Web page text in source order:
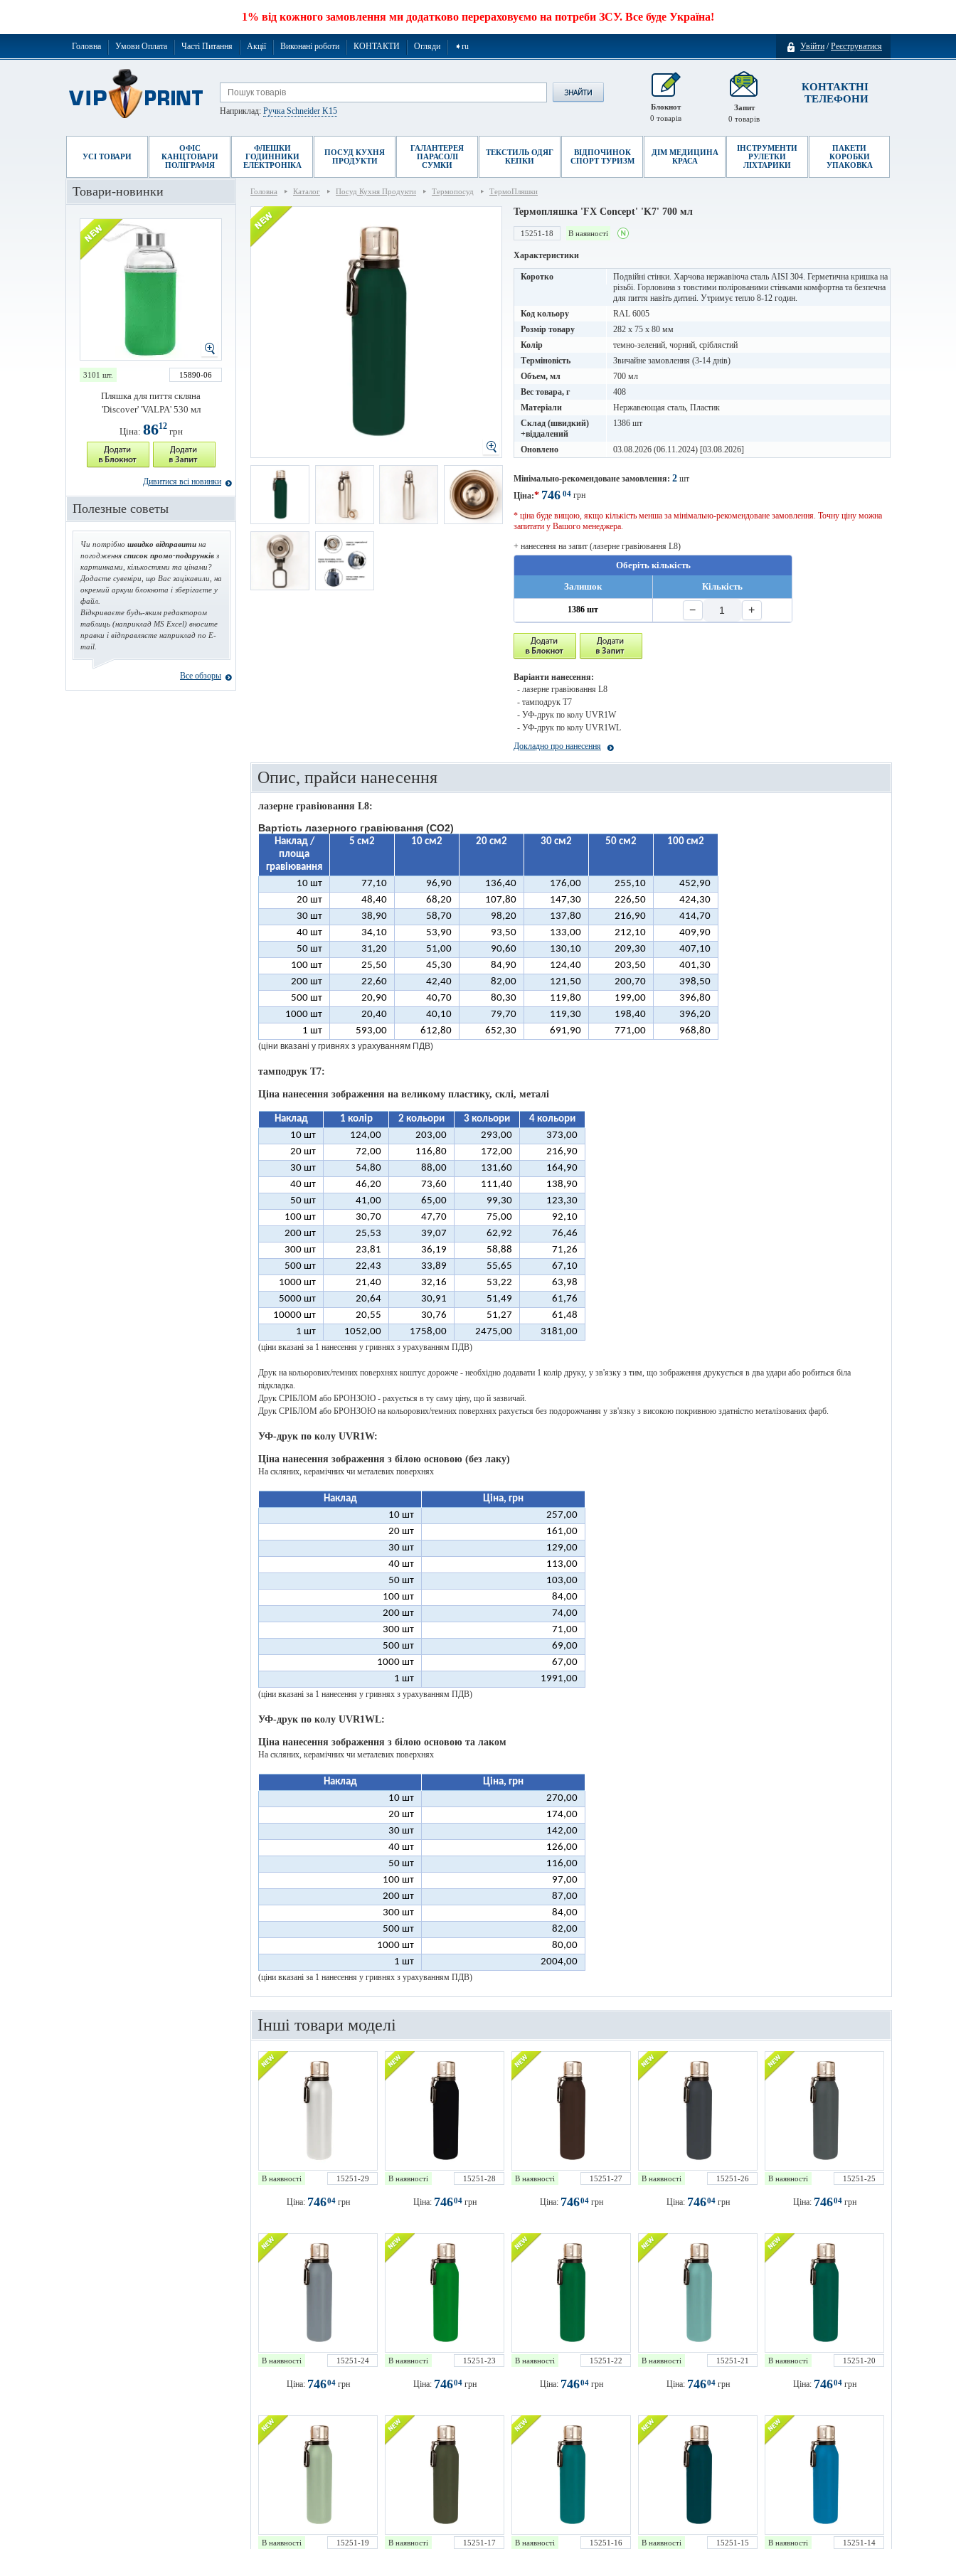
1% від кожного замовлення ми додатково перераховуємо на потреби ЗСУ. Все буде Україна!
Увійти /Реєструватися
Головна Умови Оплата Часті Питання Акції Виконані роботи КОНТАКТИ Огляди ➧ru
КОНТАКТНІ
ТЕЛЕФОНИ
Запит
0 товарів
Наприклад: Ручка Schneider K15
Блокнот
0 товарів
УСІ ТОВАРИ
ОФІС
КАНЦТОВАРИ
ПОЛІГРАФІЯ
ФЛЕШКИ
ГОДИННИКИ
ЕЛЕКТРОНІКА
ПОСУД КУХНЯ
ПРОДУКТИ
ГАЛАНТЕРЕЯ
ПАРАСОЛІ
СУМКИ
ТЕКСТИЛЬ ОДЯГ
КЕПКИ
ВІДПОЧИНОК
СПОРТ ТУРИЗМ
ДІМ МЕДИЦИНА
КРАСА
ІНСТРУМЕНТИ
РУЛЕТКИ
ЛІХТАРИКИ
ПАКЕТИ
КОРОБКИ
УПАКОВКА
Головна Каталог Посуд Кухня Продукти Термопосуд ТермоПляшки
Термопляшка 'FX Concept' 'K7' 700 мл
15251-18 В наявності
Характеристики
Коротко
Подвійні стінки. Харчова нержавіюча сталь AISI 304. Герметична кришка на
різьбі. Горловина з товстими полірованими стінками комфортна та безпечна
для пиття навіть дитині. Утримує тепло 8-12 годин.
Код кольору
RAL 6005
Розмір товару
282 х 75 х 80 мм
Колір
темно-зелений, чорний, сріблястий
Терміновість
Звичайне замовлення (3-14 днів)
Объем, мл
700 мл
Вес товара, г
408
Матеріали
Нержавеющая сталь, Пластик
Склад (швидкий)
+віддалений
1386 шт
Оновлено 03.08.2026 (06.11.2024) [03.08.2026]
Мінімально-рекомендоване замовлення: 2 шт
Ціна:* 746 04 грн
* ціна буде вищою, якщо кількість менша за мінімально-рекомендоване замовлення. Точну ціну можна
запитати у Вашого менеджера.
+ нанесення на запит (лазерне гравіювання L8)
Оберіть кількість
Залишок
Кількість
1386 шт − +
Варіанти нанесення:
- лазерне гравіювання L8
- тамподрук T7
- УФ-друк по колу UVR1W
- УФ-друк по колу UVR1WL
Докладно про нанесення
Опис, прайси нанесення
лазерне гравіювання L8:
Вартість лазерного гравіювання (CO2)
Наклад /
площа
гравіювання
5 см2 10 см2 20 см2 30 см2 50 см2 100 см2
10 шт 77,10 96,90 136,40 176,00 255,10
452,90
20 шт
48,40 68,20 107,80 147,30 226,50
424,30
30 шт
38,90 58,70 98,20 137,80 216,90
414,70
40 шт
34,10 53,90 93,50 133,00 212,10
409,90
50 шт
31,20 51,00 90,60 130,10 209,30
407,10
100 шт
25,50 45,30 84,90 124,40 203,50
401,30
200 шт
22,60 42,40 82,00 121,50 200,70
398,50
500 шт
20,90 40,70 80,30 119,80 199,00
396,80
1000 шт
20,40 40,10 79,70 119,30 198,40
396,20
1 шт
593,00 612,80 652,30 691,90 771,00 968,80
(ціни вказані у гривнях з урахуванням ПДВ)
тамподрук T7:
Ціна нанесення зображення на великому пластику, склі, металі
Наклад 1 колір 2 кольори 3 кольори
4 кольори
10 шт
124,00 203,00 293,00
373,00
20 шт
72,00 116,80 172,00
216,90
30 шт
54,80 88,00 131,60
164,90
40 шт
46,20 73,60 111,40
138,90
50 шт
41,00 65,00 99,30
123,30
100 шт
30,70 47,70 75,00
92,10
200 шт
25,53 39,07 62,92
76,46
300 шт
23,81 36,19 58,88
71,26
500 шт
22,43 33,89 55,65
67,10
1000 шт
21,40 32,16 53,22
63,98
5000 шт
20,64 30,91 51,49
61,76
10000 шт
20,55 30,76 51,27
61,48
1 шт
1052,00 1758,00 2475,00 3181,00
(ціни вказані за 1 нанесення у гривнях з урахуванням ПДВ)
Друк на кольорових/темних поверхнях коштує дорожче - необхідно додавати 1 колір друку, у зв'язку з тим, що зображення друкується в два удари або робиться біла
підкладка.
Друк СРІБЛОМ або БРОНЗОЮ - рахується в ту саму ціну, що й зазвичай.
Друк СРІБЛОМ або БРОНЗОЮ на кольорових/темних поверхнях рахується без подорожчання у зв'язку з високою покривною здатністю металізованих фарб.
УФ-друк по колу UVR1W:
Ціна нанесення зображення з білою основою (без лаку)
На скляних, керамічних чи металевих поверхнях
Наклад
Ціна, грн
10 шт
257,00
20 шт
161,00
30 шт
129,00
40 шт
113,00
50 шт
103,00
100 шт
84,00
200 шт
74,00
300 шт
71,00
500 шт
69,00
1000 шт
67,00
1 шт
1991,00
(ціни вказані за 1 нанесення у гривнях з урахуванням ПДВ)
УФ-друк по колу UVR1WL:
Ціна нанесення зображення з білою основою та лаком
На скляних, керамічних чи металевих поверхнях
Наклад
Ціна, грн
10 шт
270,00
20 шт
174,00
30 шт
142,00
40 шт
126,00
50 шт
116,00
100 шт
97,00
200 шт
87,00
300 шт
84,00
500 шт
82,00
1000 шт
80,00
1 шт
2004,00
(ціни вказані за 1 нанесення у гривнях з урахуванням ПДВ)
Інші товари моделі
В наявності 15251-29
Ціна: 74604грн
В наявності 15251-28
Ціна: 74604грн
В наявності 15251-27
Ціна: 74604грн
В наявності 15251-26
Ціна: 74604грн
В наявності 15251-25
Ціна: 74604грн
В наявності 15251-24
Ціна: 74604грн
В наявності 15251-23
Ціна: 74604грн
В наявності 15251-22
Ціна: 74604грн
В наявності 15251-21
Ціна: 74604грн
В наявності 15251-20
Ціна: 74604грн
В наявності 15251-19 В наявності 15251-17 В наявності 15251-16 В наявності 15251-15 В наявності 15251-14
Товари-новинки
3101 шт. 15890-06
Пляшка для пиття скляна
'Discover' 'VALPA' 530 мл
Ціна: 8612грн
Дивитися всі новинки
Полезные советы
Чи потрібно швидко відправити на
погодження список промо-подарунків з
картинками, кількостями та цінами?
Додаєте сувеніри, що Вас зацікавили, на
окремий аркуш блокнота і зберігаєте у
файл.
Відкриваєте будь-яким редактором
таблиць (наприклад MS Excel) вносите
правки і відправляєте наприклад по E-
mail.
Все обзоры